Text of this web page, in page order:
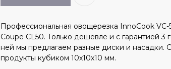
Профессиональная овощерезка InnoCook
Coupe CL50. Только дешевле и с гарантией
ней мы предлагаем разные диски и насадки.
продукты кубиком 10х10х10 мм.